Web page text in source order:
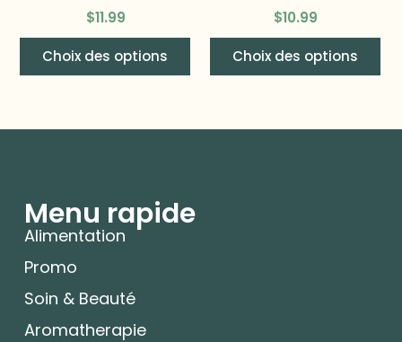
$11.99
Choix des options
$10.99
Choix des options
Menu rapide
Alimentation
Promo
Soin & Beauté
Aromatherapie